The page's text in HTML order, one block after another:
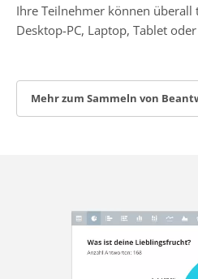
Ihre Teilnehmer können überall
Desktop-PC, Laptop, Tablet
Mehr zum Sammeln von